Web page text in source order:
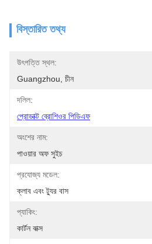
বিস্তারিত তথ্য
উৎপত্তি স্থল:
Guangzhou, চীন
দলিল:
প্রোডাক্ট ব্রোশিওর পিডিএফ
অংশের নাম:
পাওয়ার অফ সুইচ
প্রযোজ্য মডেল:
ক্লাব এবং ট্যুর বাস
প্যাকিং:
কার্টন বাক্স